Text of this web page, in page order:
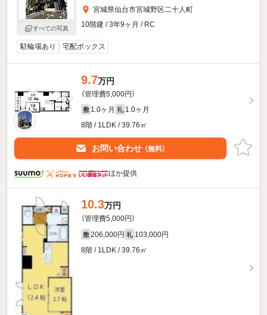
すべての写真
宮城県仙台市宮城野区二十人町
10階建 / 3年9ヶ月 / RC
駐輪場あり 宅配ボックス
9.7万円
（管理費5,000円）
敷 1.0ヶ月 礼 1.0ヶ月
8階 / 1LDK / 39.76㎡
お問い合わせ （無料）
ほか提供
10.3万円
（管理費5,000円）
敷 206,000円 礼 103,000円
8階 / 1LDK / 39.76㎡